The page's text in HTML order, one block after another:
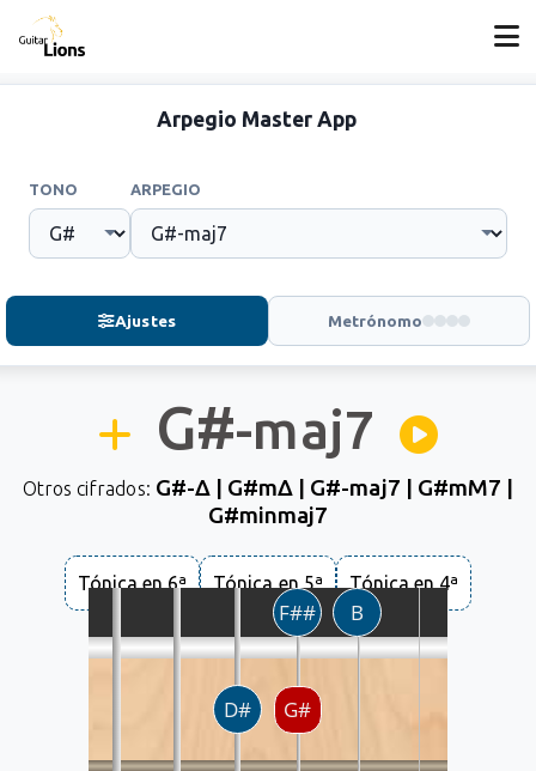
Arpegio Master App
TONO ARPEGIO
Ajustes Metrónomo
G#-maj7
Otros cifrados: G#-Δ | G#mΔ | G#-maj7 | G#mM7 |
G#minmaj7
Tónica en 6ª Tónica en 5ª Tónica en 4ª